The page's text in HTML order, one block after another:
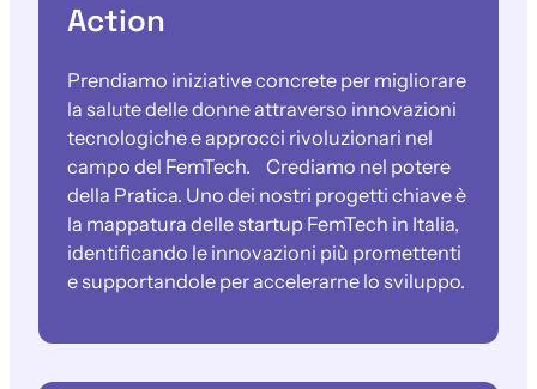
Action
Prendiamo iniziative concrete per migliorare
la salute delle donne attraverso innovazioni
tecnologiche e approcci rivoluzionari nel
campo del FemTech. Crediamo nel potere
della Pratica. Uno dei nostri progetti chiave è
la mappatura delle startup FemTech in Italia,
identificando le innovazioni più promettenti
e supportandole per accelerarne lo sviluppo.